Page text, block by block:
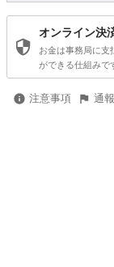
オンライン決
お金は事務局に支
ができる仕組みで
注意事項 通報